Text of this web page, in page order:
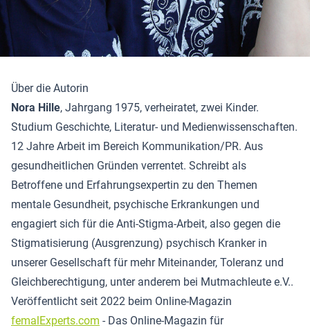
Über die Autorin
Nora Hille, Jahrgang 1975, verheiratet, zwei Kinder.
Studium Geschichte, Literatur- und Medienwissenschaften.
12 Jahre Arbeit im Bereich Kommunikation/PR. Aus
gesundheitlichen Gründen verrentet. Schreibt als
Betroffene und Erfahrungsexpertin zu den Themen
mentale Gesundheit, psychische Erkrankungen und
engagiert sich für die Anti-Stigma-Arbeit, also gegen die
Stigmatisierung (Ausgrenzung) psychisch Kranker in
unserer Gesellschaft für mehr Miteinander, Toleranz und
Gleichberechtigung, unter anderem bei Mutmachleute e.V..
Veröffentlicht seit 2022 beim Online-Magazin
femalExperts.com - Das Online-Magazin für